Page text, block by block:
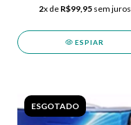
2x de R$99,95sem juros
ESPIAR
ESGOTADO